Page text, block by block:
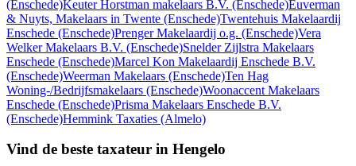
(Enschede)Keuter Horstman makelaars B.V. (Enschede)Euverman
& Nuyts, Makelaars in Twente (Enschede)Twentehuis Makelaardij
Enschede (Enschede)Prenger Makelaardij o.g. (Enschede)Vera
Welker Makelaars B.V. (Enschede)Snelder Zijlstra Makelaars
Enschede (Enschede)Marcel Kon Makelaardij Enschede B.V.
(Enschede)Weerman Makelaars (Enschede)Ten Hag
Woning-/Bedrijfsmakelaars (Enschede)Woonaccent Makelaars
Enschede (Enschede)Prisma Makelaars Enschede B.V.
(Enschede)Hemmink Taxaties (Almelo)
Vind de beste taxateur in Hengelo